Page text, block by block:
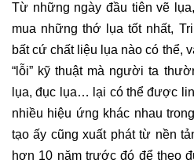
Từ những ngày đầu tiên vẽ
mua những thớ lụa tốt nhất,
bất cứ chất liệu lụa nào có thể,
“lỗi” kỹ thuật mà người ta
lụa, đục lụa… lại có thể được
nhiều hiệu ứng khác nhau
tạo ấy cũng xuất phát từ nền
hơn 10 năm trước đó để theo